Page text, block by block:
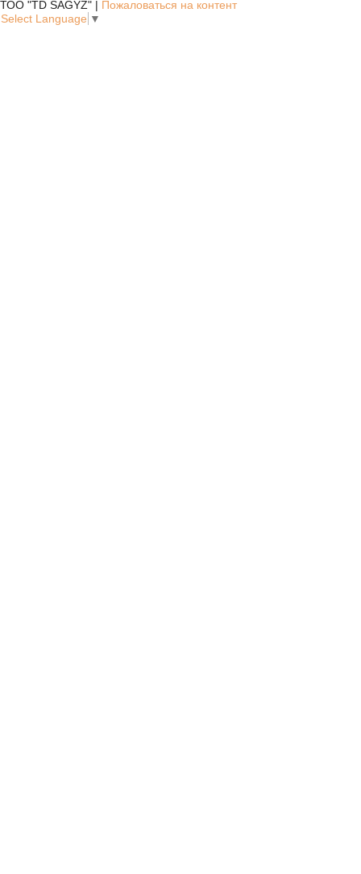
ТОО "TD SAGYZ" | Пожаловаться на контент
Select Language ▼